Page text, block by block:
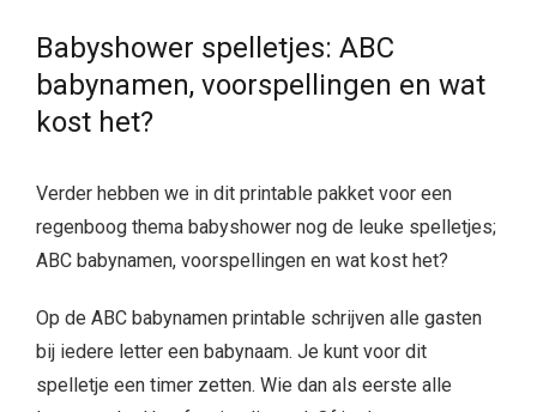
Babyshower spelletjes: ABC
babynamen, voorspellingen en wat
kost het?
Verder hebben we in dit printable pakket voor een
regenboog thema babyshower nog de leuke spelletjes;
ABC babynamen, voorspellingen en wat kost het?
Op de ABC babynamen printable schrijven alle gasten
bij iedere letter een babynaam. Je kunt voor dit
spelletje een timer zetten. Wie dan als eerste alle